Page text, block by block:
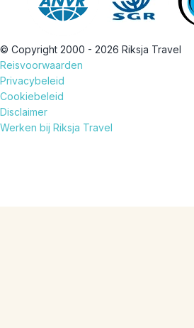
© Copyright 2000 - 2026 Riksja Travel
Reisvoorwaarden
Privacybeleid
Cookiebeleid
Disclaimer
Werken bij Riksja Travel